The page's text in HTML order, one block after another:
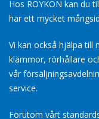
Hos ROYKON kan du
har ett mycket
Vi kan också hjälpa till
klämmor, rörhållare
vår
service.
Förutom vårt